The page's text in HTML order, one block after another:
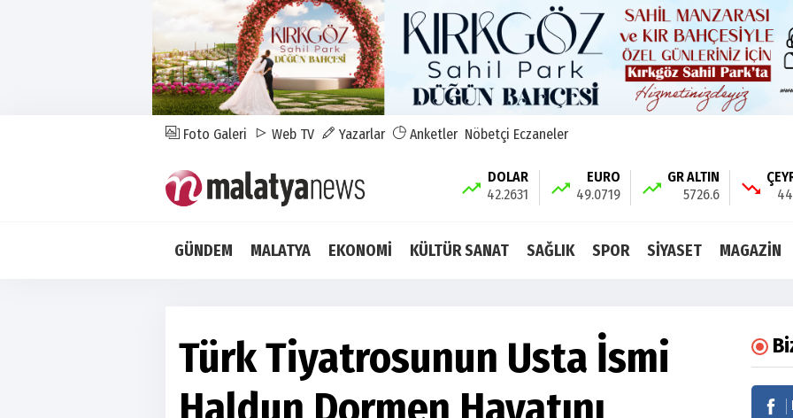
Foto Galeri Web TV Yazarlar Anketler Nöbetçi Eczaneler
DOLAR
42.2631
EURO
49.0719
GR ALTIN
5726.6
GÜNDEM MALATYA EKONOMİ KÜLTÜR SANAT SAĞLIK SPOR SİYASET MAGAZİN
Türk Tiyatrosunun Usta İsmi